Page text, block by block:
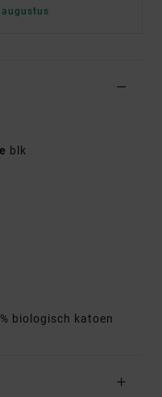
augustus
blk
biologisch katoen